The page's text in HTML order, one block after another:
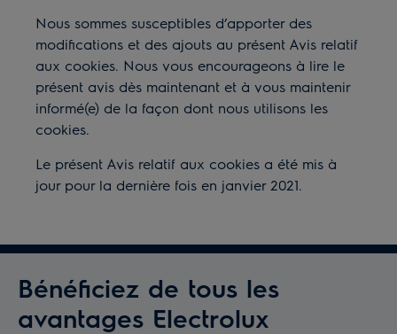
Nous sommes susceptibles d’apporter des
modifications et des ajouts au présent Avis relatif
aux cookies. Nous vous encourageons à lire le
présent avis dès maintenant et à vous maintenir
informé(e) de la façon dont nous utilisons les
cookies.
Le présent Avis relatif aux cookies a été mis à
jour pour la dernière fois en janvier 2021.
Bénéficiez de tous les
avantages Electrolux